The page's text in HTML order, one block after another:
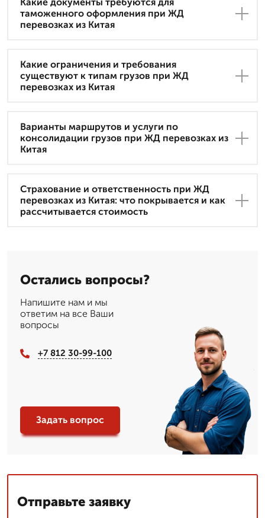
Какие документы требуются для
таможенного оформления при ЖД
перевозках из Китая
Какие ограничения и требования
существуют к типам грузов при ЖД
перевозках из Китая
Варианты маршрутов и услуги по
консолидации грузов при ЖД перевозках из
Китая
Страхование и ответственность при ЖД
перевозках из Китая: что покрывается и как
рассчитывается стоимость
Остались вопросы?
Напишите нам и мы
ответим на все Ваши
вопросы
+7 812 30-99-100
Задать вопрос
Отправьте заявку